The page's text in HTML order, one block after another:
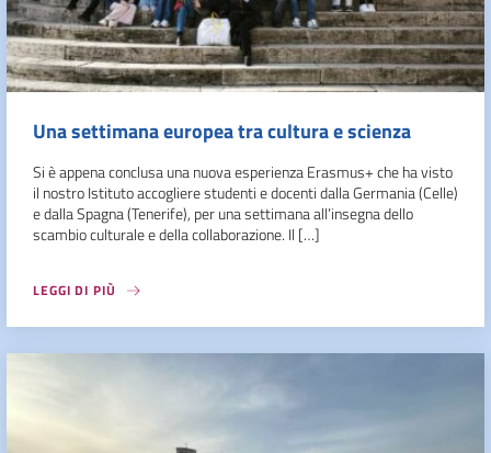
Una settimana europea tra cultura e scienza
Si è appena conclusa una nuova esperienza Erasmus+ che ha visto
il nostro Istituto accogliere studenti e docenti dalla Germania (Celle)
e dalla Spagna (Tenerife), per una settimana all’insegna dello
scambio culturale e della collaborazione. Il […]
LEGGI DI PIÙ